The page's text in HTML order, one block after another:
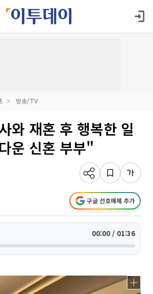
방송/TV
와 재혼 후 행복한 일
운 신혼 부부"
구글 선호매체 추가
00:00 / 01:36